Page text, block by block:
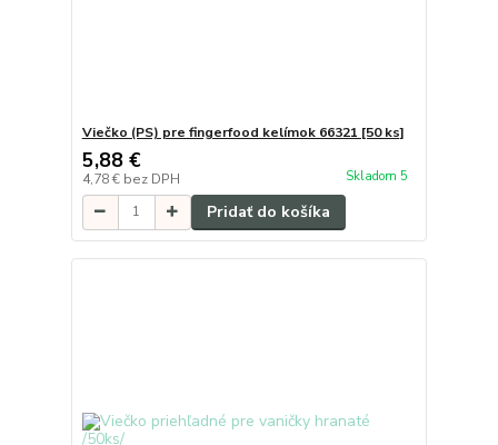
Viečko (PS) pre fingerfood kelímok 66321 [50 ks]
5,88 €
4,78 € bez DPH Skladom 5
Pridať do košíka